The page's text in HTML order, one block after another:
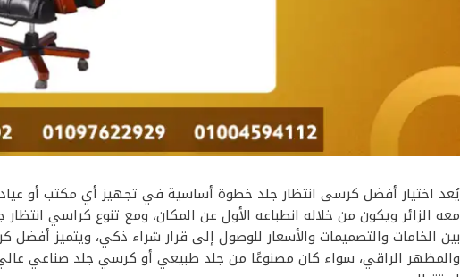
يُعد اختيار أفضل كرسى انتظار جلد خطوة أساسية في تجهيز أي مكتب أو
معه الزائر ويكون من خلاله انطباعه الأول عن المكان، ومع تنوع كراسي
بين الخامات والتصميمات والأسعار للوصول إلى قرار شراء ذكي، ويتميز أفضل
والمظهر الراقي، سواء كان مصنوعًا من جلد طبيعي أو كرسي جلد صناعي